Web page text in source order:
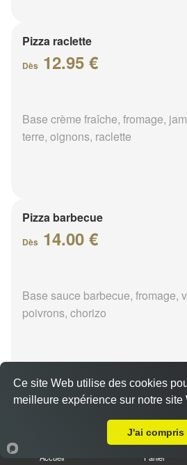
Pizza raclette
Dès 12.95 €
Base crème fraîche, fromage,
terre, oignons, raclette
Pizza barbecue
Dès 14.00 €
Base sauce barbecue, fromage,
poivrons, chorizo
Pizza cannibale
Accueil Panier
Ce site Web utilise des cookies
meilleure expérience sur notre site
J'ai compris